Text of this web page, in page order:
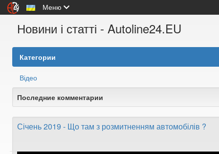
Меню
Новини і статті - Autoline24.EU
Категории
Відео
Последние комментарии
Січень 2019 - Що там з розмитненням автомобілів ?